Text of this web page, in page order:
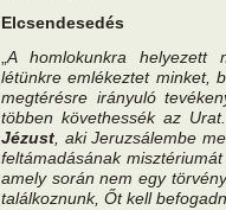
Elcsendesedés
„A homlokunkra helyezett
létünkre emlékeztet minket,
megtérésre irányuló
többen követhessék az
Jézust, aki Jeruzsálembe
feltámadásának
amely során nem egy
találkoznunk, Őt kell